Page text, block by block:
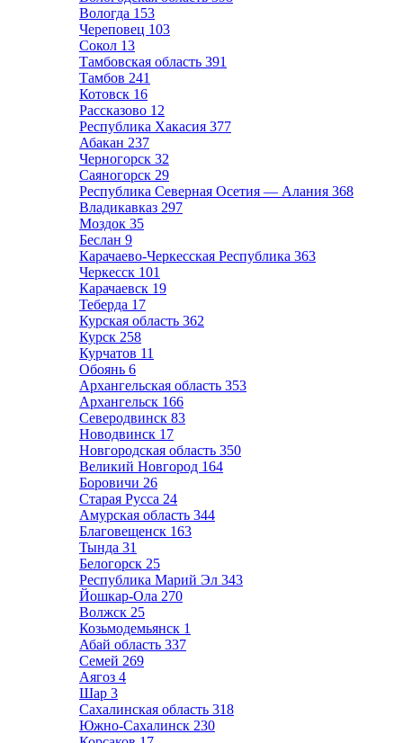
Вологда 153
Череповец 103
Сокол 13
Тамбовская область 391
Тамбов 241
Котовск 16
Рассказово 12
Республика Хакасия 377
Абакан 237
Черногорск 32
Саяногорск 29
Республика Северная Осетия — Алания 368
Владикавказ 297
Моздок 35
Беслан 9
Карачаево-Черкесская Республика 363
Черкесск 101
Карачаевск 19
Теберда 17
Курская область 362
Курск 258
Курчатов 11
Обоянь 6
Архангельская область 353
Архангельск 166
Северодвинск 83
Новодвинск 17
Новгородская область 350
Великий Новгород 164
Боровичи 26
Старая Русса 24
Амурская область 344
Благовещенск 163
Тында 31
Белогорск 25
Республика Марий Эл 343
Йошкар-Ола 270
Волжск 25
Козьмодемьянск 1
Абай область 337
Семей 269
Аягоз 4
Шар 3
Сахалинская область 318
Южно-Сахалинск 230